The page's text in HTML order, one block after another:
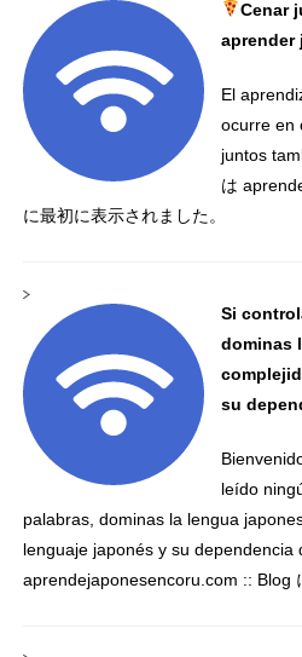
Cenar
aprender
El
ocurre en
juntos
は
に最初に表示されました。
Si
dominas
su
leído
palabras, dominas la lengua
lenguaje japonés y su dependencia
aprendejaponesencoru.com :: Blog